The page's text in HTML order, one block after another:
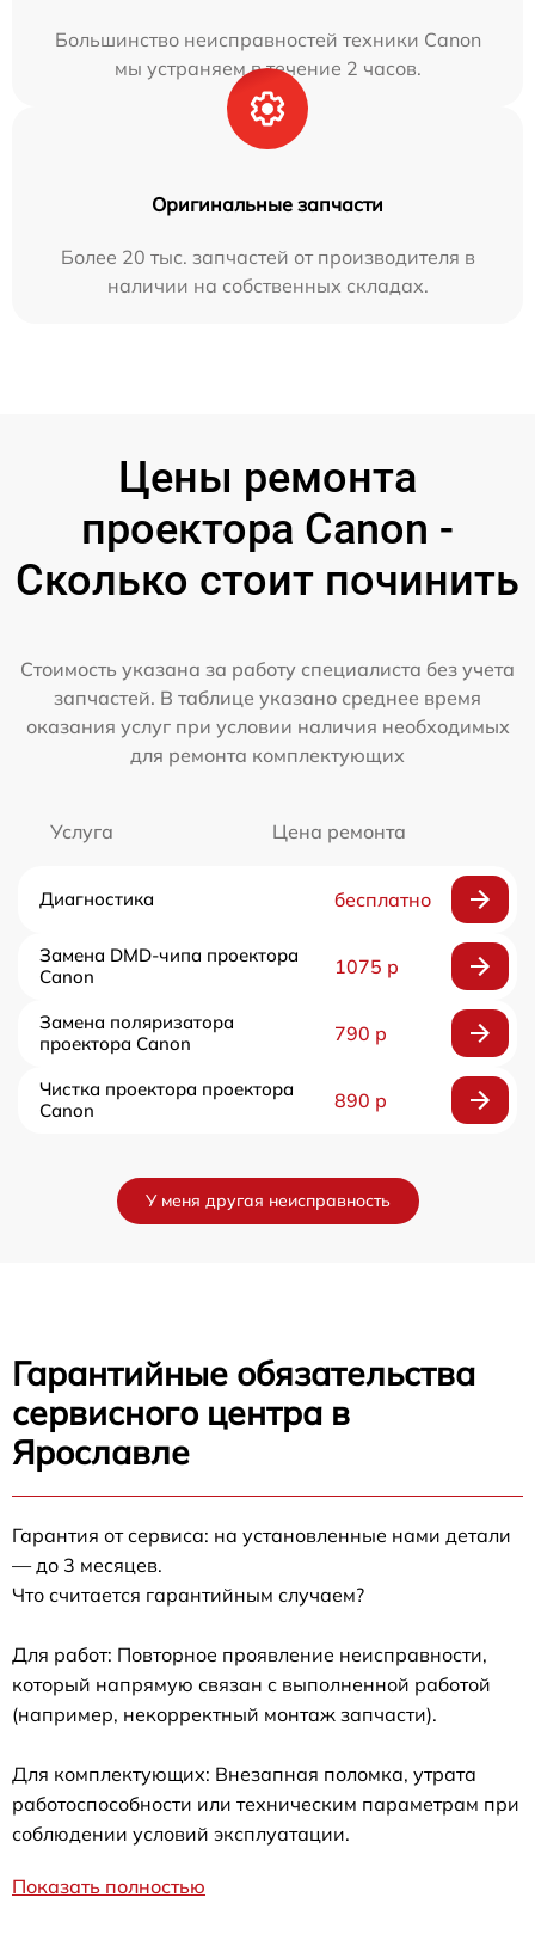
Большинство неисправностей техники Canon
мы устраняем в течение 2 часов.
Оригинальные запчасти
Более 20 тыс. запчастей от производителя в
наличии на собственных складах.
Цены ремонта
проектора Canon -
Сколько стоит починить
Стоимость указана за работу специалиста без учета
запчастей. В таблице указано среднее время
оказания услуг при условии наличия необходимых
для ремонта комплектующих
Услуга Цена ремонта
Диагностика бесплатно
Замена DMD-чипа проектора
Canon
1075 р
Замена поляризатора
проектора Canon
790 р
Чистка проектора проектора
Canon
890 р
У меня другая неисправность
Гарантийные обязательства
сервисного центра в
Ярославле
Гарантия от сервиса: на установленные нами детали
— до 3 месяцев.
Что считается гарантийным случаем?
Для работ: Повторное проявление неисправности,
который напрямую связан с выполненной работой
(например, некорректный монтаж запчасти).
Для комплектующих: Внезапная поломка, утрата
работоспособности или техническим параметрам при
соблюдении условий эксплуатации.
Показать полностью